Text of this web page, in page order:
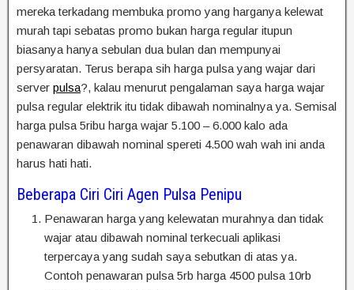
mereka terkadang membuka promo yang harganya kelewat
murah tapi sebatas promo bukan harga regular itupun
biasanya hanya sebulan dua bulan dan mempunyai
persyaratan. Terus berapa sih harga pulsa yang wajar dari
server pulsa?, kalau menurut pengalaman saya harga wajar
pulsa regular elektrik itu tidak dibawah nominalnya ya. Semisal
harga pulsa 5ribu harga wajar 5.100 – 6.000 kalo ada
penawaran dibawah nominal spereti 4.500 wah wah ini anda
harus hati hati.
Beberapa Ciri Ciri Agen Pulsa Penipu
Penawaran harga yang kelewatan murahnya dan tidak
wajar atau dibawah nominal terkecuali aplikasi
terpercaya yang sudah saya sebutkan di atas ya.
Contoh penawaran pulsa 5rb harga 4500 pulsa 10rb